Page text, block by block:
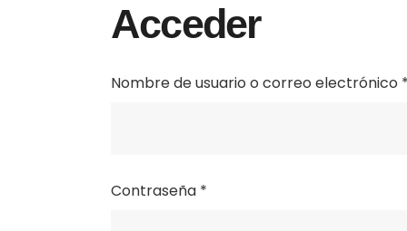
Acceder
Nombre de usuario o correo electrónico *
Contraseña *